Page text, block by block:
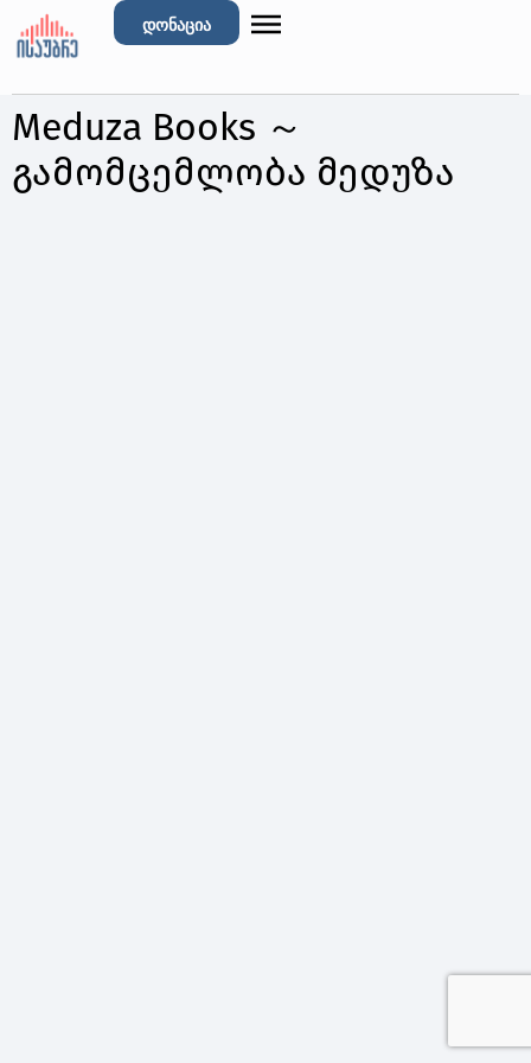
დონაცია
Meduza Books ～
გამომცემლობა მედუზა